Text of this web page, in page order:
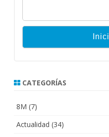
CATEGORÍAS
8M (7)
Actualidad (34)